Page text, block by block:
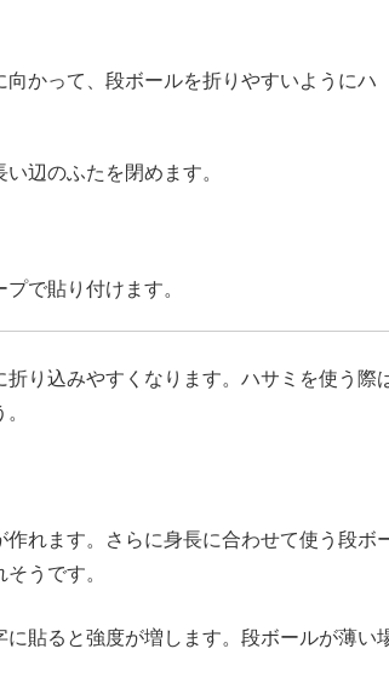
かって、段ボールを折りやすいようにハ
辺のふたを閉めます。
で貼り付けます。
り込みやすくなります。ハサミを使う際
れます。さらに身長に合わせて使う段ボ
うです。
貼ると強度が増します。段ボールが薄い